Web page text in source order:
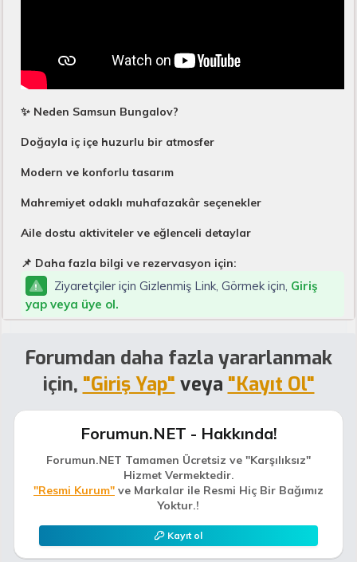
✨ Neden Samsun Bungalov?
Doğayla iç içe huzurlu bir atmosfer
Modern ve konforlu tasarım
Mahremiyet odaklı muhafazakâr seçenekler
Aile dostu aktiviteler ve eğlenceli detaylar
📌 Daha fazla bilgi ve rezervasyon için:
Ziyaretçiler için Gizlenmiş Link, Görmek için, Giriş
yap veya üye ol.
Forumdan daha fazla yararlanmak
için, "Giriş Yap" veya "Kayıt Ol"
Forumun.NET - Hakkında!
Forumun.NET Tamamen Ücretsiz ve "Karşılıksız"
Hizmet Vermektedir.
"Resmi Kurum" ve Markalar ile Resmi Hiç Bir Bağımız
Yoktur.!
Kayıt ol